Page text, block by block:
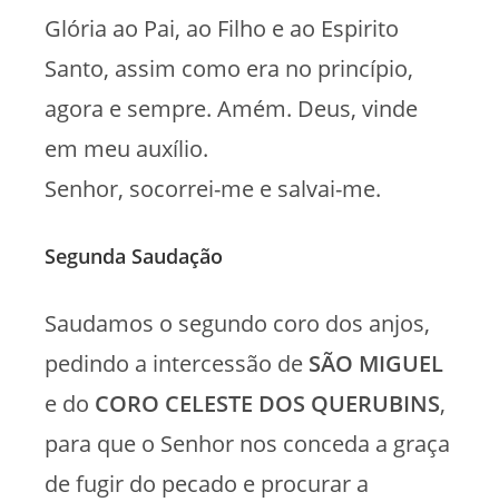
Glória ao Pai, ao Filho e ao Espirito
Santo, assim como era no princípio,
agora e sempre. Amém. Deus, vinde
em meu auxílio.
Senhor, socorrei-me e salvai-me.
Segunda Saudação
Saudamos o segundo coro dos anjos,
pedindo a intercessão de SÃO MIGUEL
e do CORO CELESTE DOS QUERUBINS,
para que o Senhor nos conceda a graça
de fugir do pecado e procurar a